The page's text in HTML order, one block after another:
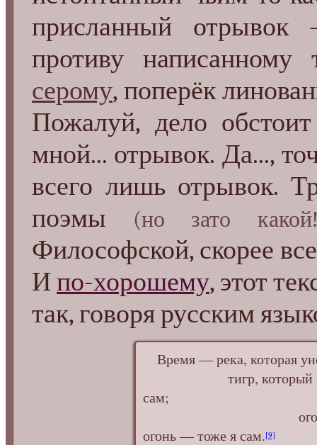
присланный отрывок
противу
серому, поперёк
Пожалуй, дело
мной... отрывок. Да...,
всего лишь отрывок.
поэмы
(но зато
Философской, скорее
Ипо-хорошему, этот
так, говоря русским
Время — река, которая
тигр, который
сам;
огонь, который
огонь — тоже я сам.[9]